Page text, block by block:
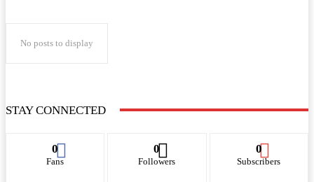
No posts to display
STAY CONNECTED
0
Fans
0
Followers
0
Subscribers